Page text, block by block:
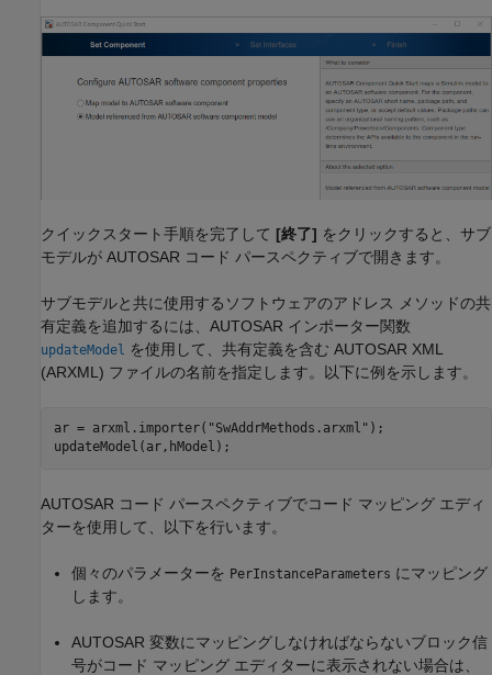
クイックスタート手順を完了して [終了] をクリックすると、サブ
モデルが AUTOSAR コード パースペクティブで開きます。
サブモデルと共に使用するソフトウェアのアドレス メソッドの共
有定義を追加するには、AUTOSAR インポーター関数
updateModel を使用して、共有定義を含む AUTOSAR XML
(ARXML) ファイルの名前を指定します。以下に例を示します。
ar = arxml.importer("SwAddrMethods.arxml");
updateModel(ar,hModel);
AUTOSAR コード パースペクティブでコード マッピング エディ
ターを使用して、以下を行います。
個々のパラメーターを PerInstanceParameters にマッピング
します。
AUTOSAR 変数にマッピングしなければならないブロック信
号がコード マッピング エディターに表示されない場合は、